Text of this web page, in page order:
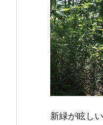
新緑が眩しい